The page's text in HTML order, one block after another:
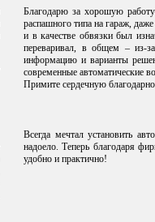
Благодарю за хорошую
распашного типа на гараж,
и в качестве обвязки был
переваривал, в общем – из-
информацию и варианты
современные автоматические
Примите сердечную
Всегда мечтал установить
надоело. Теперь благодаря
удобно и практично!